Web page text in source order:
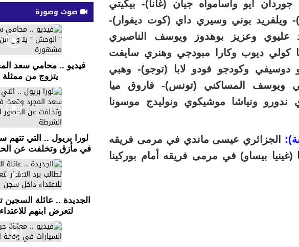
آيو وأسامواه جيان (غانا)- بيكيتي
ويلفريد بوني وسيري داي (كوت ديفوار)-
وعزيز بوهدوز ويوسف الناصيري
كولي ديوب وكارا مبودجي وهنري سايفت
وكودجو فودو لابا (توجو)- وهبي
ويوسف المساكني (تونس)- فاروق ميا
ندورو ونياشا موشيكوي ونوليدج موسونا
الجزائري عيسى ماندي في مرمى فريقه
بيساو) في مرمى فريقه أمام بوركينا
صوت وصورة
فيديو .. محامي سعد
يتزوج من
لورا بريول .. التي
في مأزق وتخلفت عن
الجديدة .. عائلة السجين
لتعرض ابنهم